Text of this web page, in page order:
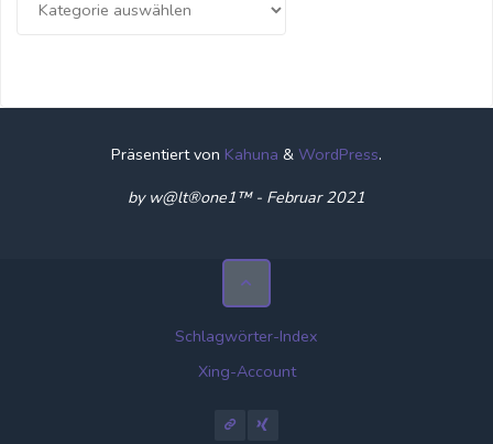
Präsentiert von Kahuna & WordPress.
by w@lt®one1™ - Februar 2021
Schlagwörter-Index
Xing-Account